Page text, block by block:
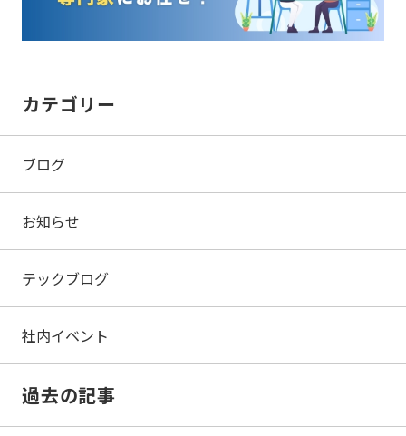
カテゴリー
ブログ
お知らせ
テックブログ
社内イベント
過去の記事